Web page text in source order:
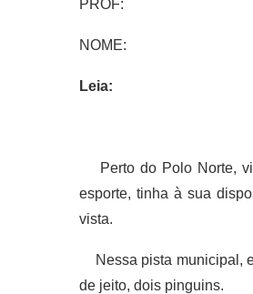
PROF:
NOME:
Leia:
Perto do Polo Norte,
esporte, tinha à sua
vista.
Nessa pista municipal,
de jeito, dois pinguins.